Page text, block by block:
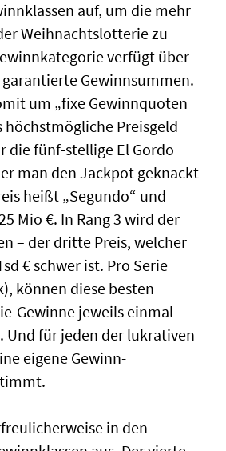
auf, um die mehr
Weihnachtslotterie zu
verfügt über
Gewinnsummen.
um „fixe Gewinnquoten
höchstmögliche Preisgeld
die fünf-stellige El Gordo
man den Jackpot geknackt
heißt „Segundo“ und
Mio €. In Rang 3 wird der
– der dritte Preis, welcher
€ schwer ist. Pro Serie
können diese besten
Gewinne jeweils einmal
Und für jeden der lukrativen
eigene Gewinn-
in den